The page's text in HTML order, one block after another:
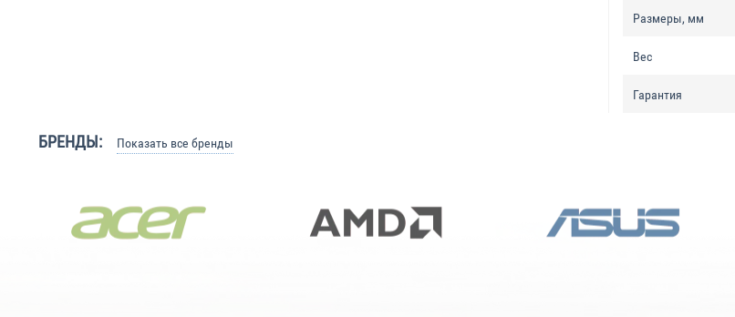
Размеры, мм
Вес
Гарантия
БРЕНДЫ: Показать все бренды